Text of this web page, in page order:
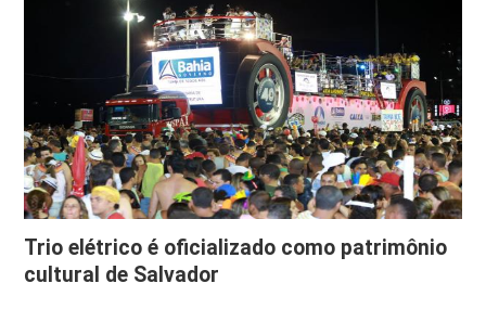
Trio elétrico é oficializado como patrimônio
cultural de Salvador